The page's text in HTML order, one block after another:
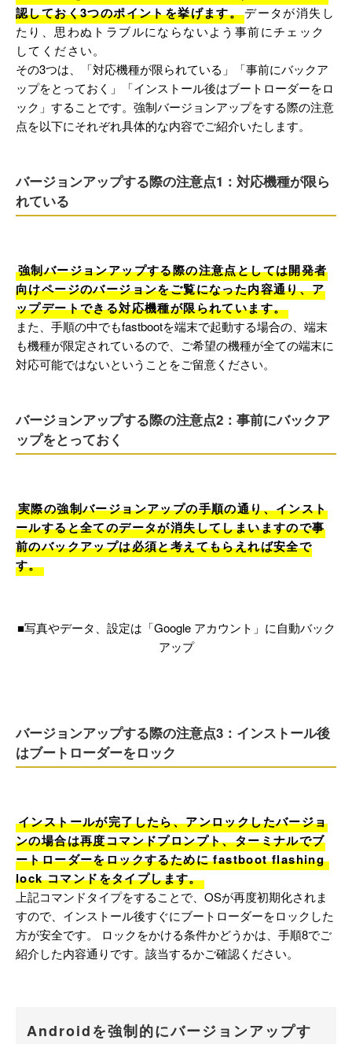
認しておく3つのポイントを挙げます。データが消失し
たり、思わぬトラブルにならないよう事前にチェック
してください。
その3つは、「対応機種が限られている」「事前にバックア
ップをとっておく」「インストール後はブートローダーをロ
ック」することです。強制バージョンアップをする際の注意
点を以下にそれぞれ具体的な内容でご紹介いたします。
バージョンアップする際の注意点1：対応機種が限ら
れている
強制バージョンアップする際の注意点としては開発者
向けページのバージョンをご覧になった内容通り、ア
ップデートできる対応機種が限られています。
また、手順の中でもfastbootを端末で起動する場合の、端末
も機種が限定されているので、ご希望の機種が全ての端末に
対応可能ではないということをご留意ください。
バージョンアップする際の注意点2：事前にバックア
ップをとっておく
実際の強制バージョンアップの手順の通り、インスト
ールすると全てのデータが消失してしまいますので事
前のバックアップは必須と考えてもらえれば安全で
す。
■写真やデータ、設定は「Google アカウント」に自動バック
アップ
バージョンアップする際の注意点3：インストール後
はブートローダーをロック
インストールが完了したら、アンロックしたバージョ
ンの場合は再度コマンドプロンプト、ターミナルでブ
ートローダーをロックするために fastboot flashing
lock コマンドをタイプします。
上記コマンドタイプをすることで、OSが再度初期化されま
すので、インストール後すぐにブートローダーをロックした
方が安全です。 ロックをかける条件かどうかは、手順8でご
紹介した内容通りです。該当するかご確認ください。
Androidを強制的にバージョンアップす